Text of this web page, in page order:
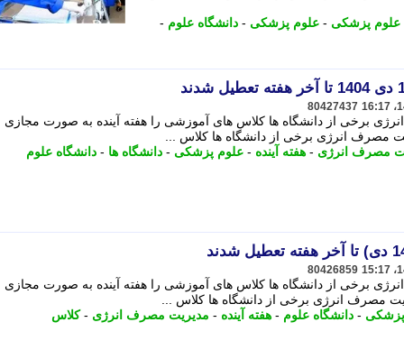
علوم پزشکی - علوم پزشکی - دانشگاه علوم -
80427437
برخی از دانشگاه ها کلاس های آموزشی را هفته آینده به صورت مجازی
مصرف انرژی برخی از دانشگاه ها کلاس ...
مصرف انرژی - هفته آینده - علوم پزشکی - دانشگاه ها - دانشگاه علوم
80426859
برخی از دانشگاه ها کلاس های آموزشی را هفته آینده به صورت مجازی
مصرف انرژی برخی از دانشگاه ها کلاس ...
- دانشگاه علوم - هفته آینده - مدیریت مصرف انرژی -کلاس